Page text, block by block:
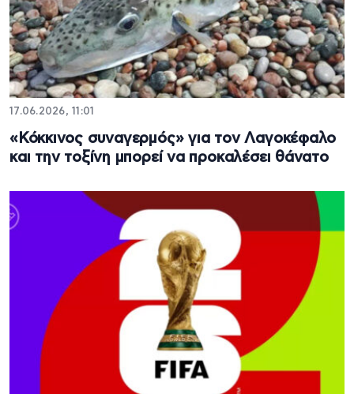
17.06.2026, 11:01
«Κόκκινος συναγερμός» για τον Λαγοκέφαλο
και την τοξίνη μπορεί να προκαλέσει θάνατο